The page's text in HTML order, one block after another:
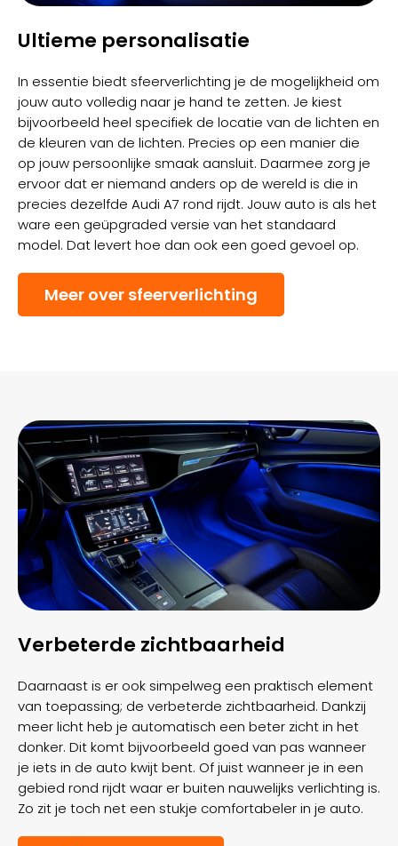
Ultieme personalisatie
In essentie biedt sfeerverlichting je de mogelijkheid om
jouw auto volledig naar je hand te zetten. Je kiest
bijvoorbeeld heel specifiek de locatie van de lichten en
de kleuren van de lichten. Precies op een manier die
op jouw persoonlijke smaak aansluit. Daarmee zorg je
ervoor dat er niemand anders op de wereld is die in
precies dezelfde Audi A7 rond rijdt. Jouw auto is als het
ware een geüpgraded versie van het standaard
model. Dat levert hoe dan ook een goed gevoel op.
Meer over sfeerverlichting
Verbeterde zichtbaarheid
Daarnaast is er ook simpelweg een praktisch element
van toepassing; de verbeterde zichtbaarheid. Dankzij
meer licht heb je automatisch een beter zicht in het
donker. Dit komt bijvoorbeeld goed van pas wanneer
je iets in de auto kwijt bent. Of juist wanneer je in een
gebied rond rijdt waar er buiten nauwelijks verlichting is.
Zo zit je toch net een stukje comfortabeler in je auto.